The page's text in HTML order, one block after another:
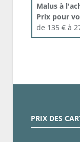
Malus à
Prix pour
de 135 € à
PRIX DES